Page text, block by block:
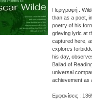
Περιγραφή :
than as a poet,
poetry of his
grieving lyric at
captured here,
explores
his day,
Ballad of
universal
achievement as
Εμφανίσεις :